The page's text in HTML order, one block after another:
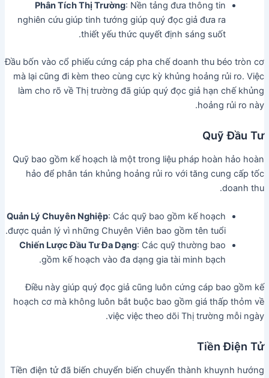
Phân Tích Thị Trường: Nền tảng đưa thông tin
nghiên cứu giúp tinh tướng giúp quý đọc giả đưa ra
thiết yếu thức quyết định sáng suốt.
Đầu bốn vào cổ phiếu cứng cáp pha chế doanh thu béo tròn cơ
mà lại cũng đi kèm theo cùng cực kỳ khủng hoảng rủi ro. Việc
làm cho rõ về Thị trường đã giúp quý đọc giả hạn chế khủng
hoảng rủi ro này.
Quỹ Đầu Tư
Quỹ bao gồm kế hoạch là một trong liệu pháp hoàn hảo hoàn
hảo để phân tán khủng hoảng rủi ro với tăng cung cấp tốc
doanh thu.
Quản Lý Chuyên Nghiệp: Các quỹ bao gồm kế hoạch
được quản lý vì những Chuyên Viên bao gồm tên tuổi.
Chiến Lược Đầu Tư Đa Dạng: Các quỹ thường bao
gồm kế hoạch vào đa dạng gia tài minh bạch.
Điều này giúp quý đọc giả cũng luôn cứng cáp bao gồm kế
hoạch cơ mà không luôn bắt buộc bao gồm giá thấp thỏm về
việc việc theo dõi Thị trường mỗi ngày.
Tiền Điện Tử
Tiền điện tử đã biến chuyển biến chuyển thành khuynh hướng